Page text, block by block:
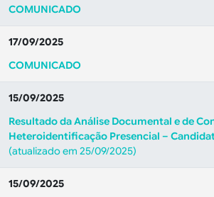
COMUNICADO
17/09/2025
COMUNICADO
15/09/2025
Resultado da Análise Documental e de
Heteroidentificação Presencial –
(atualizado em 25/09/2025)
15/09/2025